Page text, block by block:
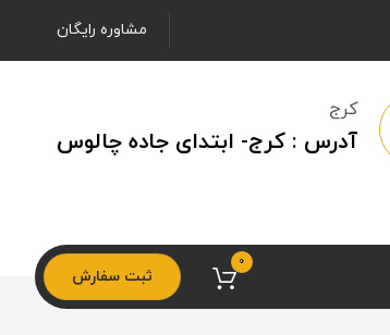
مشاوره رایگان
کرج
آدرس : کرج- ابتدای جاده چالوس
ثبت سفارش
0